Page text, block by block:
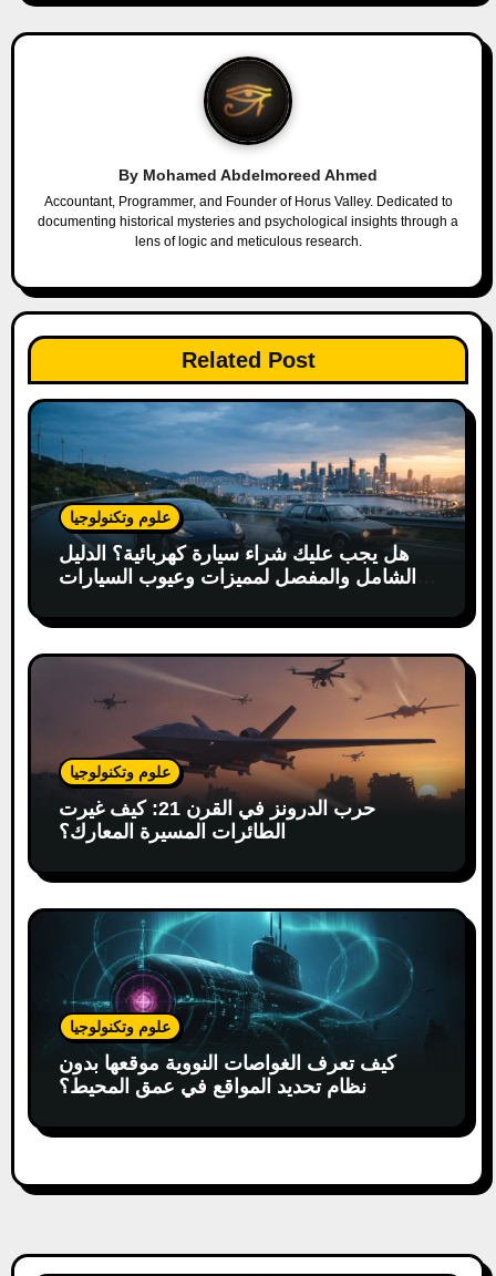
g
a
t
i
o
n
By Mohamed Abdelmoreed Ahmed
Accountant, Programmer, and Founder of Horus Valley. Dedicated to
documenting historical mysteries and psychological insights through a
lens of logic and meticulous research.
Related Post
علوم وتكنولوجيا
هل يجب عليك شراء سيارة كهربائية؟ الدليل
الشامل والمفصل لمميزات وعيوب السيارات
علوم وتكنولوجيا
حرب الدرونز في القرن 21: كيف غيرت
الطائرات المسيرة المعارك؟
علوم وتكنولوجيا
كيف تعرف الغواصات النووية موقعها بدون
نظام تحديد المواقع في عمق المحيط؟